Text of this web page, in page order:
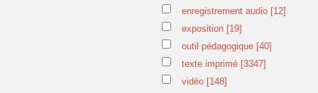
enregistrement audio [12]
exposition [19]
outil pédagogique [40]
texte imprimé [3347]
vidéo [148]